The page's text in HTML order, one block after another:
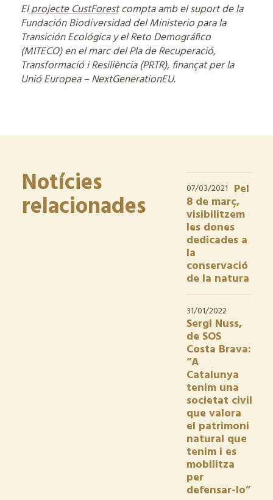
Elprojecte CustForestcompta amb el suport de la
Fundación Biodiversidad del Ministerio para la
Transición Ecológica y el Reto Demográfico
(MITECO) en el marc del Pla de Recuperació,
Transformació i Resiliència (PRTR), finançat per la
Unió Europea – NextGenerationEU.
Notícies
relacionades
07/03/2021 Pel
8 de març,
visibilitzem
les dones
dedicades a
la
conservació
de la natura
31/01/2022
Sergi Nuss,
de SOS
Costa Brava:
“A
Catalunya
tenim una
societat civil
que valora
el patrimoni
natural que
tenim i es
mobilitza
per
defensar-lo”